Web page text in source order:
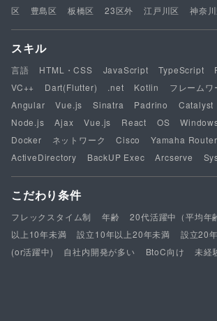
区
豊島区 板橋区 23区外 江戸川区 神奈
スキル
言語 HTML・CSS JavaScript TypeScript
VC++
Dart(Flutter) .net Kotlin フレームワ
Angular
Vue.js Sinatra Padrino Catalyst
Node.js
Ajax Vue.js React OS
Docker
ネットワーク Cisco Yamaha
ActiveDirectory
BackUP Exec Arcserve
こだわり条件
フレックスタイム制 年齢 20代活躍中（平均年
以上10年未満
設立10年以上20年未満 設立20
(or活躍中)
自社内開発が多い BtoC向け 未経